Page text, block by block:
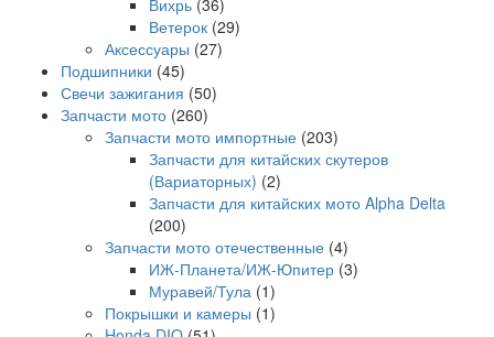
Вихрь (36)
Ветерок (29)
Аксессуары (27)
Подшипники (45)
Свечи зажигания (50)
Запчасти мото (260)
Запчасти мото импортные (203)
Запчасти для китайских скутеров
(Вариаторных) (2)
Запчасти для китайских мото Alpha Delta
(200)
Запчасти мото отечественные (4)
ИЖ-Планета/ИЖ-Юпитер (3)
Муравей/Тула (1)
Покрышки и камеры (1)